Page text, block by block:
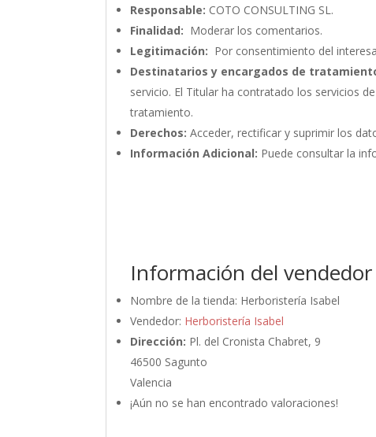
Responsable: COTO CONSULTING SL.
Finalidad: Moderar los comentarios.
Legitimación: Por consentimiento del
Destinatarios y encargados de
servicio. El Titular ha contratado los servicios
tratamiento.
Derechos: Acceder, rectificar y suprimir los
Información Adicional: Puede consultar la
Información del vendedor
Nombre de la tienda: Herboristería Isabel
Vendedor: Herboristería Isabel
Dirección: Pl. del Cronista Chabret, 9
46500 Sagunto
Valencia
¡Aún no se han encontrado valoraciones!